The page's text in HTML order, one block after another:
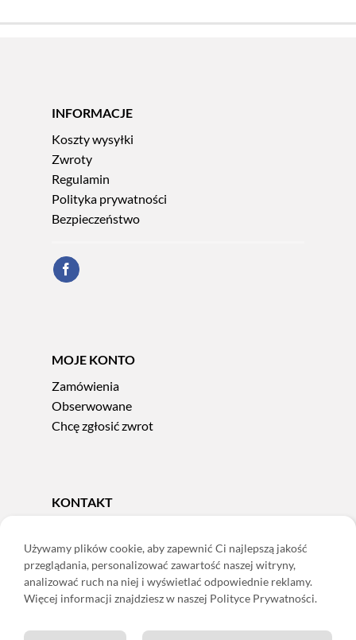
73,90 zł
INFORMACJE
Koszty wysyłki
Zwroty
Regulamin
Polityka prywatności
Bezpieczeństwo
MOJE KONTO
Zamówienia
Obserwowane
Chcę zgłosić zwrot
KONTAKT
e-mail:sklep@adoris.pl
poniedziałek - piątek 8:00-16:00
Adoris Dorota Święcka
58-502 Jelenia Góra
Używamy plików cookie, aby zapewnić Ci najlepszą jakość
przeglądania, personalizować zawartość naszej witryny,
analizować ruch na niej i wyświetlać odpowiednie reklamy.
Więcej informacji znajdziesz w naszej Polityce Prywatności.